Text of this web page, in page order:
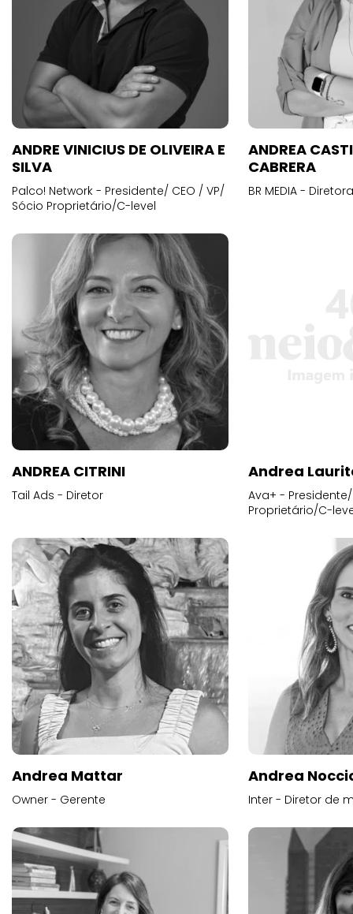
ANDRE VINICIUS DE OLIVEIRA E
SILVA
Palco! Network - Presidente/ CEO / VP/
Sócio Proprietário/C-level
ANDREA
CABRERA
BR MEDIA -
ANDREA CITRINI
Tail Ads - Diretor
Andrea
Ava+ -
Proprietário/C-
Andrea Mattar
Owner - Gerente
Andrea
Inter - Diretor de